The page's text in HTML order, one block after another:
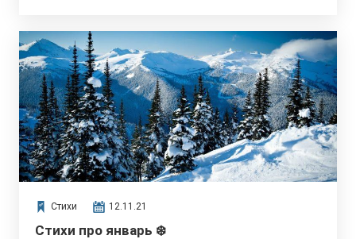
Стихи 12.11.21
Стихи про январь ❄️